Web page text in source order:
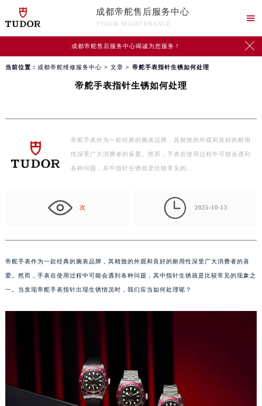
成都帝舵售后服务中心
TUDOR MAINTENANCE

成都帝舵售后服务中心竭诚为您服务！ 
当前位置： 成都帝舵维修服务中心 > 文章 > 帝舵手表指针生锈如何处理
帝舵手表指针生锈如何处理
帝舵手表作为一款经典的腕表品牌，其精致的外观和良好的耐用
性深受广大消费者的喜爱。然而，手表在使用过程中可能会遇到
各种问题，其中指针生锈就是比较常见的…
次  2025-10-13
帝舵手表作为一款经典的腕表品牌，其精致的外观和良好的耐用性深受广大消费者的喜
爱。然而，手表在使用过程中可能会遇到各种问题，其中指针生锈就是比较常见的现象之
一。当发现帝舵手表指针出现生锈情况时，我们应当如何处理呢？